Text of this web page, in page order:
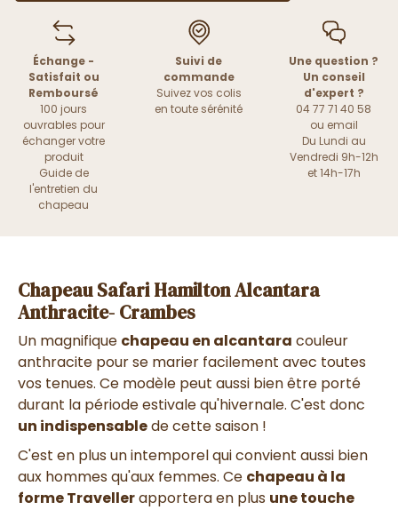
Échange -
Satisfait ou
Remboursé
100 jours
ouvrables pour
échanger votre
produit
Guide de
l'entretien du
chapeau
Suivi de
commande
Suivez vos colis
en toute sérénité
Une question ?
Un conseil
d'expert ?
04 77 71 40 58
ou email
Du Lundi au
Vendredi 9h-12h
et 14h-17h
Chapeau Safari Hamilton Alcantara
Anthracite- Crambes
Un magnifique chapeau en alcantara couleur
anthracite pour se marier facilement avec toutes
vos tenues. Ce modèle peut aussi bien être porté
durant la période estivale qu'hivernale. C'est donc
un indispensablede cette saison !
C'est en plus un intemporel qui convient aussi bien
aux hommes qu'aux femmes. Ce chapeau à la
forme Travellerapportera en plus une touche